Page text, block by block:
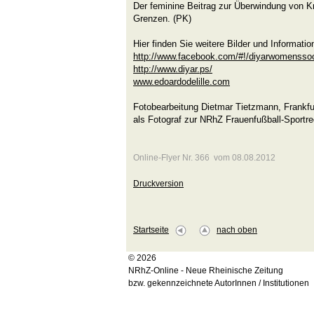
Der feminine Beitrag zur Überwindung von
Grenzen. (PK)
Hier finden Sie weitere Bilder und
http://www.facebook.com/#!/
http://www.diyar.ps/
www.edoardodelille.com
Fotobearbeitung Dietmar Tietzmann,
als Fotograf zur NRhZ Frauenfußball-
Online-Flyer Nr. 366 vom 08.08.2012
Druckversion
Startseite nach oben
© 2026
NRhZ-Online - Neue Rheinische Zeitung
bzw. gekennzeichnete AutorInnen / Institutionen